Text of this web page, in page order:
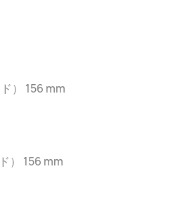
） 156 mm
） 156 mm